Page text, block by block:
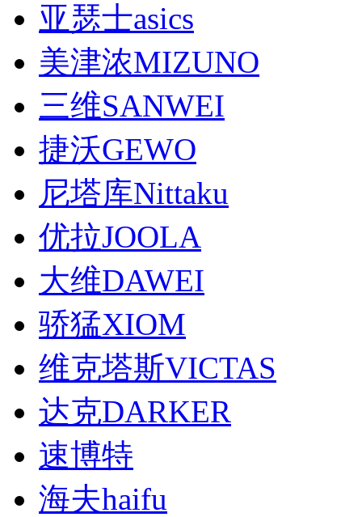
亚瑟士asics
美津浓MIZUNO
三维SANWEI
捷沃GEWO
尼塔库Nittaku
优拉JOOLA
大维DAWEI
骄猛XIOM
维克塔斯VICTAS
达克DARKER
速博特
海夫haifu